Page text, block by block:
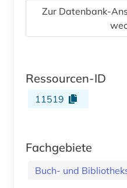
Zur Datenbank-
Ressourcen-ID
11519
Fachgebiete
Buch- und